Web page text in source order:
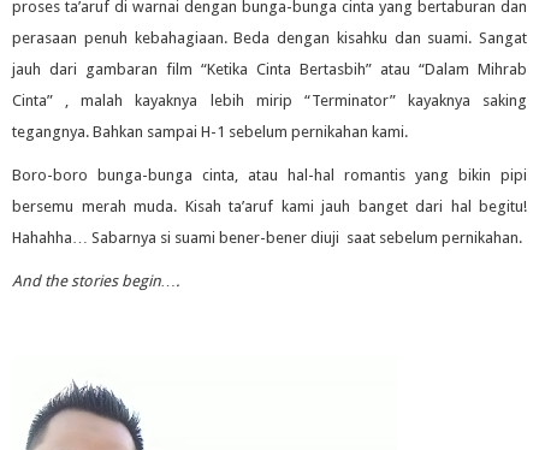
proses ta’aruf di warnai dengan bunga-bunga cinta yang bertaburan dan
perasaan penuh kebahagiaan. Beda dengan kisahku dan suami. Sangat
jauh dari gambaran film “Ketika Cinta Bertasbih” atau “Dalam Mihrab
Cinta” , malah kayaknya lebih mirip “Terminator” kayaknya saking
tegangnya. Bahkan sampai H-1 sebelum pernikahan kami.
Boro-boro bunga-bunga cinta, atau hal-hal romantis yang bikin pipi
bersemu merah muda. Kisah ta’aruf kami jauh banget dari hal begitu!
Hahahha… Sabarnya si suami bener-bener diuji saat sebelum pernikahan.
And the stories begin….